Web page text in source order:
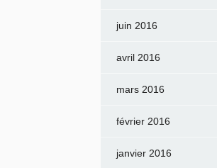
juin 2016
avril 2016
mars 2016
février 2016
janvier 2016